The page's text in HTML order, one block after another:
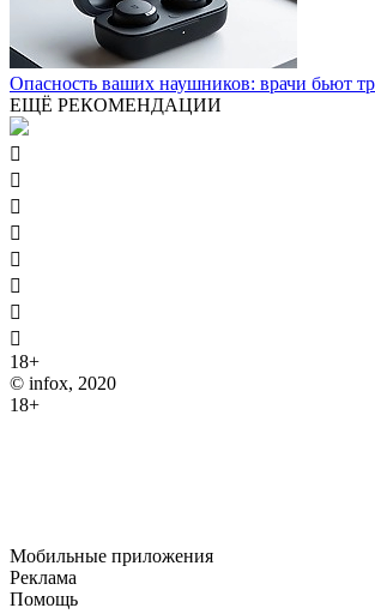
Опасность ваших наушников: врачи бьют
ЕЩЁ РЕКОМЕНДАЦИИ








18+
© infox, 2020
18+
Мобильные приложения
Реклама
Помощь